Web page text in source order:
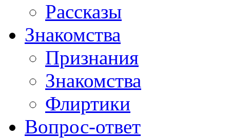
Рассказы
Знакомства
Признания
Знакомства
Флиртики
Вопрос-ответ